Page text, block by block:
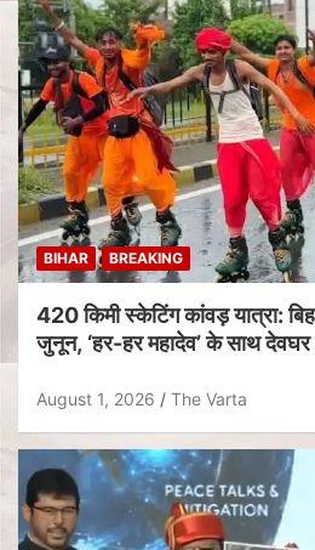
BIHAR BREAKING
420 किमी स्केटिंग कांवड़ यात्रा:
जुनून, ‘हर-हर महादेव’ के साथ
August 1, 2026 The Varta